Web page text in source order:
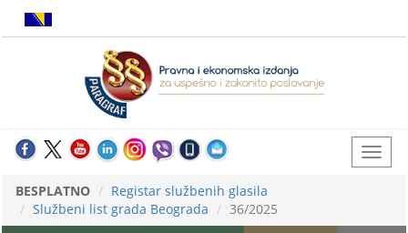
BESPLATNO
Registar službenih glasila
Službeni list grada Beograda
36/2025